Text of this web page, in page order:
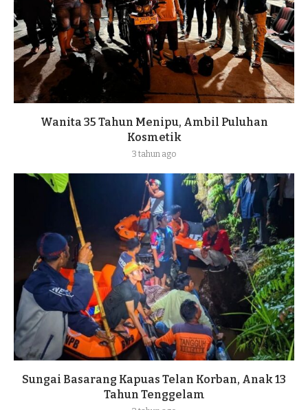
Wanita 35 Tahun Menipu, Ambil Puluhan
Kosmetik
3 tahun ago
Sungai Basarang Kapuas Telan Korban, Anak 13
Tahun Tenggelam